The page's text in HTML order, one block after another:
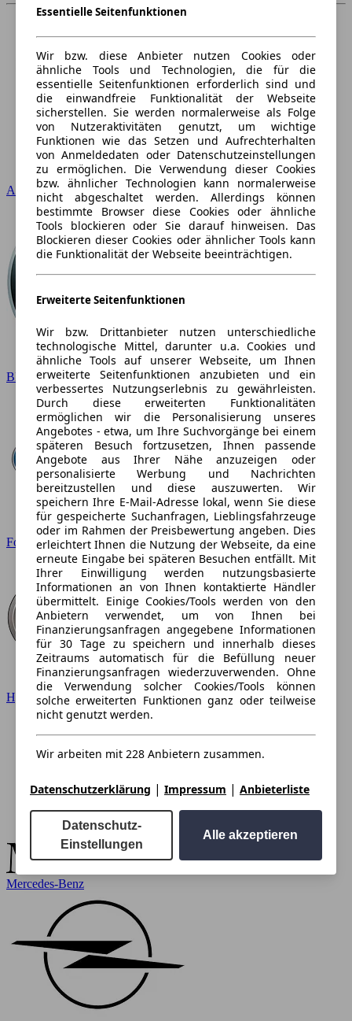
Audi
BMW
Ford
Hyundai
Mercedes-Benz
Essentielle Seitenfunktionen
Wir bzw. diese Anbieter nutzen Cookies oder
ähnliche Tools und Technologien, die für die
essentielle Seitenfunktionen erforderlich sind und
die einwandfreie Funktionalität der Webseite
sicherstellen. Sie werden normalerweise als Folge
von Nutzeraktivitäten genutzt, um wichtige
Funktionen wie das Setzen und Aufrechterhalten
von Anmeldedaten oder Datenschutzeinstellungen
zu ermöglichen. Die Verwendung dieser Cookies
bzw. ähnlicher Technologien kann normalerweise
nicht abgeschaltet werden. Allerdings können
bestimmte Browser diese Cookies oder ähnliche
Tools blockieren oder Sie darauf hinweisen. Das
Blockieren dieser Cookies oder ähnlicher Tools kann
die Funktionalität der Webseite beeinträchtigen.
Erweiterte Seitenfunktionen
Wir bzw. Drittanbieter nutzen unterschiedliche
technologische Mittel, darunter u.a. Cookies und
ähnliche Tools auf unserer Webseite, um Ihnen
erweiterte Seitenfunktionen anzubieten und ein
verbessertes Nutzungserlebnis zu gewährleisten.
Durch diese erweiterten Funktionalitäten
ermöglichen wir die Personalisierung unseres
Angebotes - etwa, um Ihre Suchvorgänge bei einem
späteren Besuch fortzusetzen, Ihnen passende
Angebote aus Ihrer Nähe anzuzeigen oder
personalisierte Werbung und Nachrichten
bereitzustellen und diese auszuwerten. Wir
speichern Ihre E-Mail-Adresse lokal, wenn Sie diese
für gespeicherte Suchanfragen, Lieblingsfahrzeuge
oder im Rahmen der Preisbewertung angeben. Dies
erleichtert Ihnen die Nutzung der Webseite, da eine
erneute Eingabe bei späteren Besuchen entfällt. Mit
Ihrer Einwilligung werden nutzungsbasierte
Informationen an von Ihnen kontaktierte Händler
übermittelt. Einige Cookies/Tools werden von den
Anbietern verwendet, um von Ihnen bei
Finanzierungsanfragen angegebene Informationen
für 30 Tage zu speichern und innerhalb dieses
Zeitraums automatisch für die Befüllung neuer
Finanzierungsanfragen wiederzuverwenden. Ohne
die Verwendung solcher Cookies/Tools können
solche erweiterten Funktionen ganz oder teilweise
nicht genutzt werden.
Wir arbeiten mit 228 Anbietern zusammen.
Datenschutzerklärung | Impressum | Anbieterliste
Datenschutz-
Einstellungen
Alle akzeptieren